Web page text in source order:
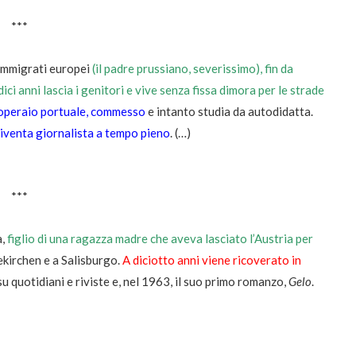
***
europei (il padre prussiano, severissimo), fin da
anni lascia i genitori e vive senza fissa dimora per le strade
portuale, commesso e intanto studia da autodidatta.
giornalista a tempo pieno. (…)
***
figlio di una ragazza madre che aveva lasciato l’Austria per
e a Salisburgo.A diciotto anni viene ricoverato in
quotidiani e riviste e, nel 1963, il suo primo romanzo,Gelo.